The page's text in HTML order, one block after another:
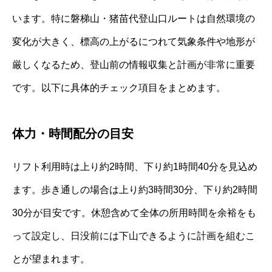
います。特に磐梯山・猪苗代登山口ルートは自然環境の
変化が大きく、標高の上がるにつれて気象条件や地形が
厳しくなるため、登山前の情報収集と計画が非常に重要
です。以下に具体的チェック項目をまとめます。
体力・時間配分の目安
リフト利用時は上り約2時間、下り約1時間40分を見込め
ます。歩き通しの場合は上り約3時間30分、下り約2時間
30分が目安です。休憩含めて全体の所用時間を余裕をも
って設定し、日没前には下山できるように計画を組むこ
とが望まれます。